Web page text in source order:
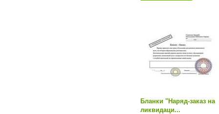
Бланки "Наряд-заказ на
ликвидаци...